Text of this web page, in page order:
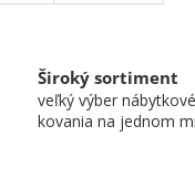
Široký sortiment
veľký výber
kovania na jednom